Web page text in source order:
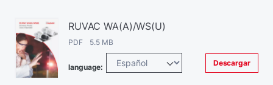
RUVAC WA(A)/WS(U)
PDF 5.5 MB
language: Descargar